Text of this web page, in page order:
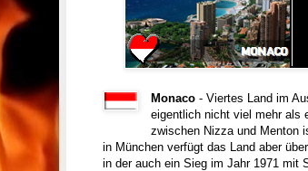
Monaco - Viertes Land im
eigentlich nicht viel mehr als
zwischen Nizza und Menton
in München verfügt das Land aber
in der auch ein Sieg im Jahr 1971 mit